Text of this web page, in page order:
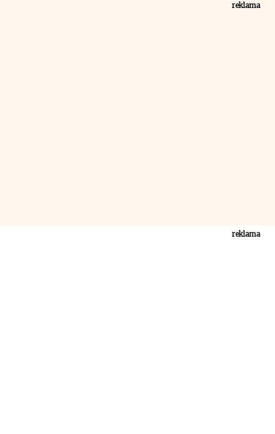
reklama
reklama